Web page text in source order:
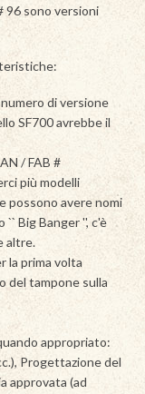
96 sono versioni
di versione
SF700 avrebbe il
/ FAB #
più modelli
possono avere nomi
`` Big Banger '', c'è
altre.
la prima volta
del tampone sulla
appropriato:
Progettazione del
approvata (ad